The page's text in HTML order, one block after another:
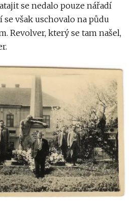
se nedalo pouze nářadí
se však uschovalo na půdu
Revolver, který se tam našel,